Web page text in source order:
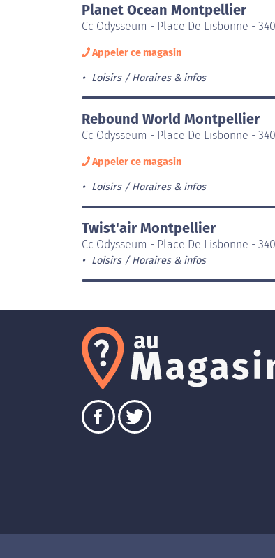
Planet Ocean Montpellier
Cc Odysseum - Place De Lisbonne -
Appeler ce magasin
Loisirs Horaires & infos
Rebound World Montpellier
Cc Odysseum - Place De Lisbonne -
Appeler ce magasin
Loisirs Horaires & infos
Twist'air Montpellier
Cc Odysseum - Place De Lisbonne -
Loisirs Horaires & infos